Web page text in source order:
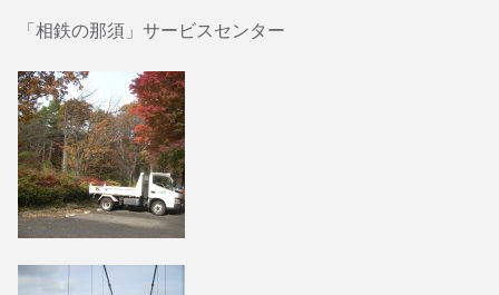
「相鉄の那須」サービスセンター